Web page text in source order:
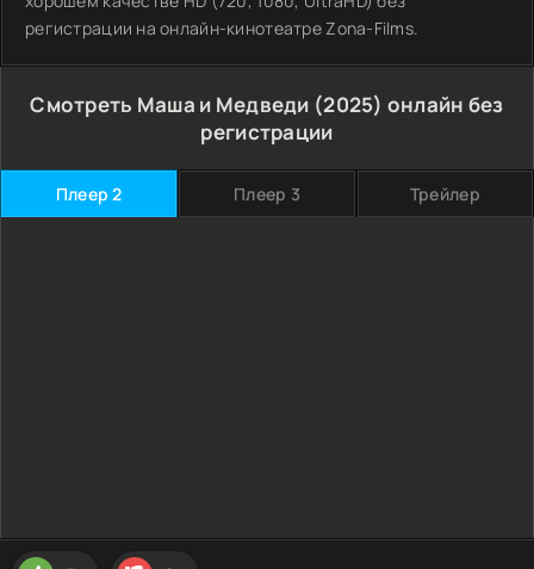
регистрации на онлайн-кинотеатре Zona-Films.
Смотреть Маша и Медведи (2025) онлайн без
регистрации
Плеер 2 Плеер 3 Трейлер